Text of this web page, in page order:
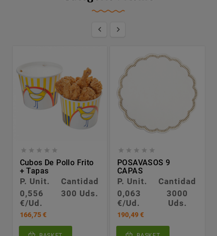
 
    
Cubos De Pollo Frito
+ Tapas
P. Unit.
Cantidad
0,556
€/Ud.
300 Uds.
166,75 €
    
POSAVASOS 9
CAPAS
P. Unit.
Cantidad
0,063
€/Ud.
3000
Uds.
190,49 €